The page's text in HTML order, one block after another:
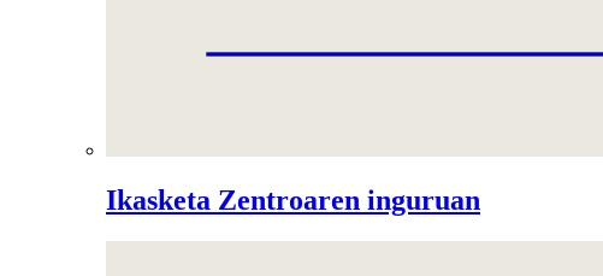
Ikasketa Zentroaren inguruan